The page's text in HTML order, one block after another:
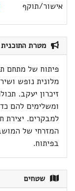
אישור/תוקף
מטרת התוכנית
פיתוח של מתחם
מלונית נופש
ומשלימים להם
למבקרים. יצירת
המזרחי של
בפיתוח.
שטחים